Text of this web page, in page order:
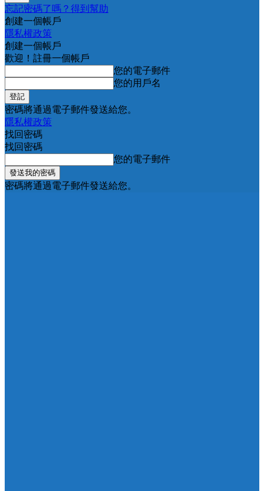
忘記密碼了嗎？得到幫助
創建一個帳戶
隱私權政策
創建一個帳戶
歡迎！註冊一個帳戶
您的電子郵件
您的用戶名
密碼將通過電子郵件發送給您。
隱私權政策
找回密碼
找回密碼
您的電子郵件
密碼將通過電子郵件發送給您。